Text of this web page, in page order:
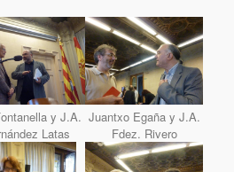
y J.A.
Latas
Juantxo Egaña y J.A.
Fdez. Rivero